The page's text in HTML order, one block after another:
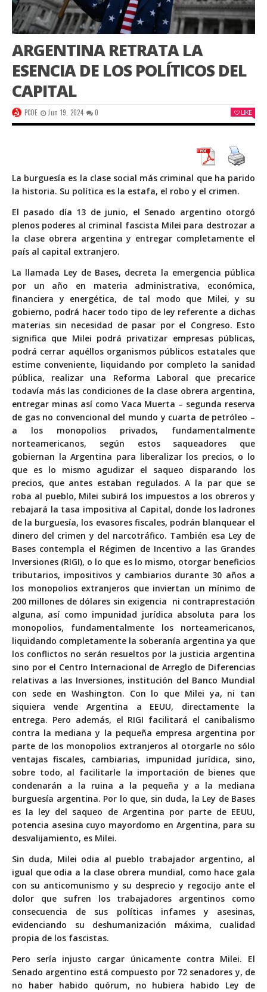
ARGENTINA RETRATA LA
ESENCIA DE LOS POLÍTICOS DEL
CAPITAL
PCOE Jun 19, 2024 0 LIKE
La burguesía es la clase social más criminal que ha parido
la historia. Su política es la estafa, el robo y el crimen.
El pasado día 13 de junio, el Senado argentino otorgó
plenos poderes al criminal fascista Milei para destrozar a
la clase obrera argentina y entregar completamente el
país al capital extranjero.
La llamada Ley de Bases, decreta la emergencia pública
por un año en materia administrativa, económica,
financiera y energética, de tal modo que Milei, y su
gobierno, podrá hacer todo tipo de ley referente a dichas
materias sin necesidad de pasar por el Congreso. Esto
significa que Milei podrá privatizar empresas públicas,
podrá cerrar aquéllos organismos públicos estatales que
estime conveniente, liquidando por completo la sanidad
pública, realizar una Reforma Laboral que precarice
todavía más las condiciones de la clase obrera argentina,
entregar minas así como Vaca Muerta – segunda reserva
de gas no convencional del mundo y cuarta de petróleo –
a los monopolios privados, fundamentalmente
norteamericanos, según estos saqueadores que
gobiernan la Argentina para liberalizar los precios, o lo
que es lo mismo agudizar el saqueo disparando los
precios, que antes estaban regulados. A la par que se
roba al pueblo, Milei subirá los impuestos a los obreros y
rebajará la tasa impositiva al Capital, donde los ladrones
de la burguesía, los evasores fiscales, podrán blanquear el
dinero del crimen y del narcotráfico. También esa Ley de
Bases contempla el Régimen de Incentivo a las Grandes
Inversiones (RIGI), o lo que es lo mismo, otorgar beneficios
tributarios, impositivos y cambiarios durante 30 años a
los monopolios extranjeros que inviertan un mínimo de
200 millones de dólares sin exigencia ni contraprestación
alguna, así como impunidad jurídica absoluta para los
monopolios, fundamentalmente los norteamericanos,
liquidando completamente la soberanía argentina ya que
los conflictos no serán resueltos por la justicia argentina
sino por el Centro Internacional de Arreglo de Diferencias
relativas a las Inversiones, institución del Banco Mundial
con sede en Washington. Con lo que Milei ya, ni tan
siquiera vende Argentina a EEUU, directamente la
entrega. Pero además, el RIGI facilitará el canibalismo
contra la mediana y la pequeña empresa argentina por
parte de los monopolios extranjeros al otorgarle no sólo
ventajas fiscales, cambiarias, impunidad jurídica, sino,
sobre todo, al facilitarle la importación de bienes que
condenarán a la ruina a la pequeña y a la mediana
burguesía argentina. Por lo que, sin duda, la Ley de Bases
es la ley del saqueo de Argentina por parte de EEUU,
potencia asesina cuyo mayordomo en Argentina, para su
desvalijamiento, es Milei.
Sin duda, Milei odia al pueblo trabajador argentino, al
igual que odia a la clase obrera mundial, como hace gala
con su anticomunismo y su desprecio y regocijo ante el
dolor que sufren los trabajadores argentinos como
consecuencia de sus políticas infames y asesinas,
evidenciando su deshumanización máxima, cualidad
propia de los fascistas.
Pero sería injusto cargar únicamente contra Milei. El
Senado argentino está compuesto por 72 senadores y, de
no haber habido quórum, no hubiera habido Ley de